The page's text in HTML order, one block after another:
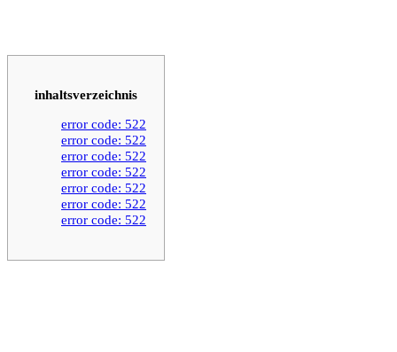
inhaltsverzeichnis
error code: 522
error code: 522
error code: 522
error code: 522
error code: 522
error code: 522
error code: 522